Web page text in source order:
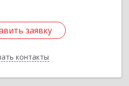
заявку
контакты
заявку
Назад